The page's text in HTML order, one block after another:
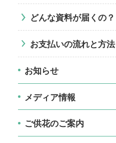
どんな資料が届くの？
お支払いの流れと方法
お知らせ
メディア情報
ご供花のご案内